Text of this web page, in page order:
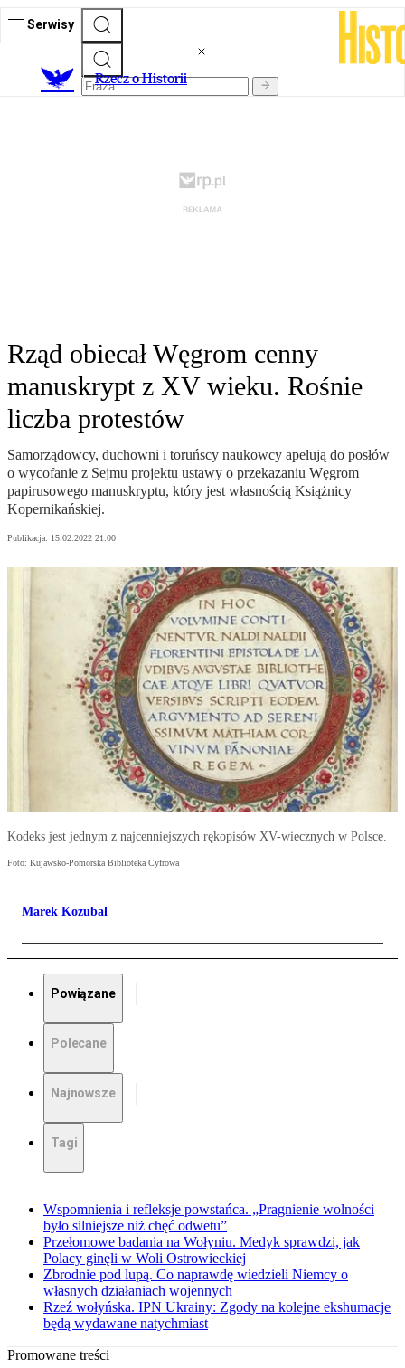
Serwisy
Rzecz o Historii
Rząd obiecał Węgrom cenny
manuskrypt z XV wieku. Rośnie
liczba protestów
Samorządowcy, duchowni i toruńscy naukowcy apelują do posłów
o wycofanie z Sejmu projektu ustawy o przekazaniu Węgrom
papirusowego manuskryptu, który jest własnością Książnicy
Kopernikańskiej.
Publikacja: 15.02.2022 21:00
Kodeks jest jednym z najcenniejszych rękopisów XV-wiecznych w Polsce.
Foto: Kujawsko-Pomorska Biblioteka Cyfrowa
Marek Kozubal
Powiązane
Polecane
Najnowsze
Tagi
Wspomnienia i refleksje powstańca. „Pragnienie wolności
było silniejsze niż chęć odwetu”
Przełomowe badania na Wołyniu. Medyk sprawdzi, jak
Polacy ginęli w Woli Ostrowieckiej
Zbrodnie pod lupą. Co naprawdę wiedzieli Niemcy o
własnych działaniach wojennych
Rzeź wołyńska. IPN Ukrainy: Zgody na kolejne ekshumacje
będą wydawane natychmiast
Promowane treści